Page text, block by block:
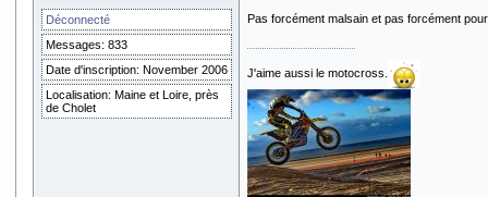
Déconnecté
Messages: 833
Date d'inscription: November 2006
Localisation: Maine et Loire, près
de Cholet
Pas forcément malsain et pas forcément
J'aime aussi le motocross.